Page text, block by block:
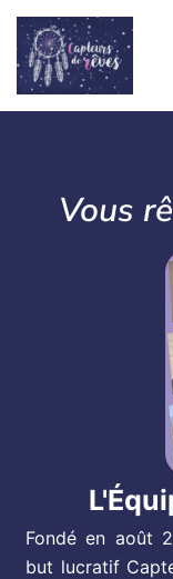
Vous
Fondé en août
but lucratif